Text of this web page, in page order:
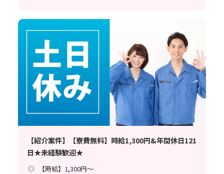
【紹介案件】【寮費無料】時給1,300円&年間休日121
日★未経験歓迎★
【時給】1,300円～